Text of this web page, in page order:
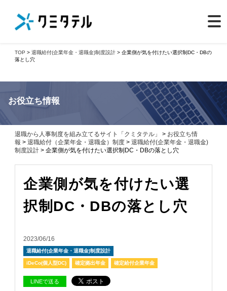
TOP >退職給付(企業年金・退職金)制度設計 > 企業側が気を付けたい選択制DC・DBの
落とし穴
お役立ち情報
退職から人事制度を組み立てるサイト「クミタテル」 > お役立ち情
報 >退職給付（企業年金・退職金）制度 >退職給付(企業年金・退職金)
制度設計 > 企業側が気を付けたい選択制DC・DBの落とし穴
企業側が気を付けたい選
択制DC・DBの落とし穴
2023/06/16
退職給付(企業年金・退職金)制度設計
iDeCo(個人型DC) 確定拠出年金 確定給付企業年金
LINEで送る